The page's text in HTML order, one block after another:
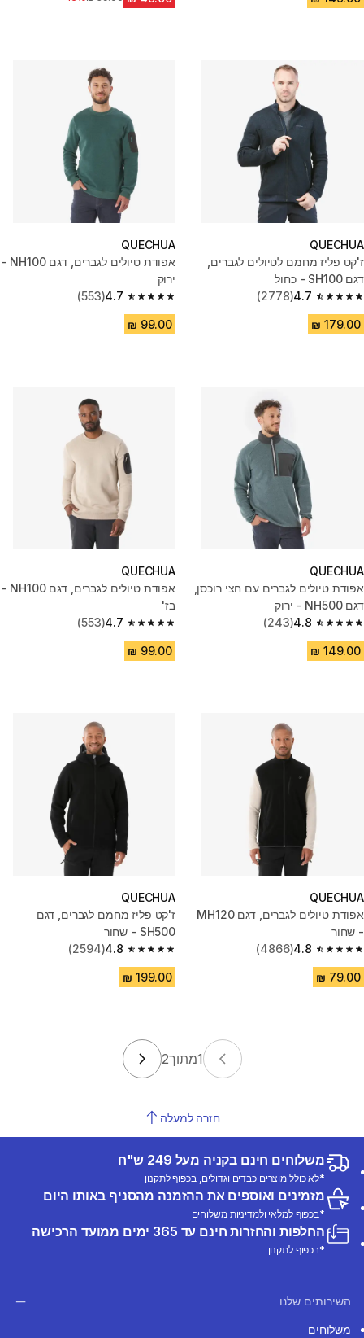
QUECHUA
ז'קט פליז מחמם לטיולים לגברים,
דגם SH100 - כחול
4.7
4.7 out of 5 stars from 2778 reviews
(2778)
QUECHUA
אפודת טיולים לגברים, דגם NH100 -
ירוק
4.7
4.7 out of 5 stars from 553 reviews
(553)
QUECHUA
אפודת טיולים לגברים עם חצי רוכסן,
דגם NH500 - ירוק
4.8
4.8 out of 5 stars from 243 reviews
(243)
QUECHUA
אפודת טיולים לגברים, דגם NH100 -
בז'
4.7
4.7 out of 5 stars from 553 reviews
(553)
QUECHUA
אפודת טיולים לגברים, דגם MH120
- שחור
4.8
4.8 out of 5 stars from 4866 reviews
(4866)
QUECHUA
ז'קט פליז מחמם לגברים, דגם
SH500 - שחור
4.8
4.8 out of 5 stars from 2594 reviews
(2594)
1מתוך2
חזרה למעלה
משלוחים חינם בקניה מעל 249 ש"ח
*לא כולל מוצרים כבדים וגדולים, בכפוף לתקנון
מזמינים ואוספים את ההזמנה מהסניף באותו היום
*בכפוף למלאי ולמדיניות משלוחים
החלפות והחזרות חינם עד 365 ימים ממועד הרכישה
*בכפוף לתקנון
השירותים שלנו
משלוחים